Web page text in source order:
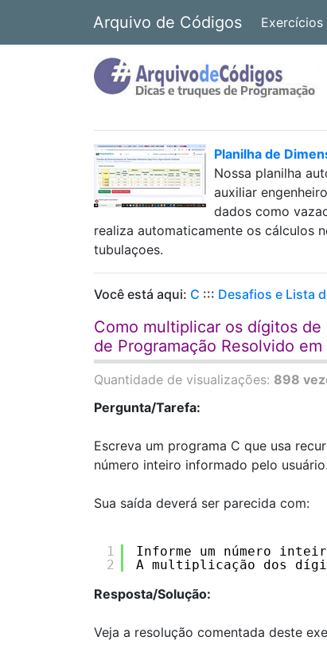
Arquivo de Códigos Exercícios
Planilha de
Nossa planilha
auxiliar
dados como
realiza automaticamente os cálculos
tubulaçoes.
Você está aqui: C ::: Desafios e Lista
Como multiplicar os dígitos
de Programação Resolvido em
Quantidade de visualizações: 898
Pergunta/Tarefa:
Escreva um programa C que usa
número inteiro informado pelo usuário.
Sua saída deverá ser parecida com:
1
2
Informe um número
A multiplicação dos
Resposta/Solução:
Veja a resolução comentada deste